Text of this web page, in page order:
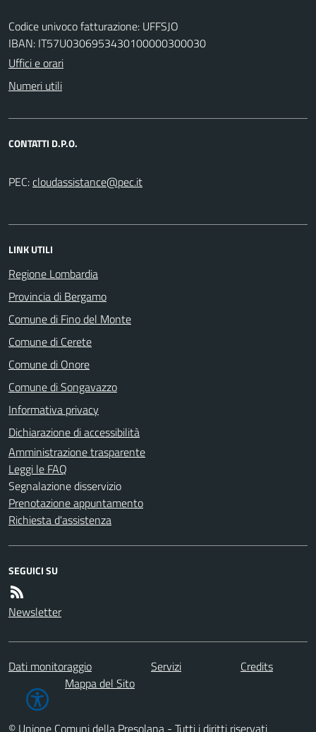
Codice univoco fatturazione: UFFSJO
IBAN: IT57U0306953430100000300030
Uffici e orari
Numeri utili
CONTATTI D.P.O.
PEC:
LINK UTILI
Regione Lombardia
Provincia di Bergamo
Comune di Fino del Monte
Comune di Cerete
Comune di Onore
Comune di Songavazzo
Informativa privacy
Dichiarazione di accessibilità
Amministrazione trasparente
Leggi le FAQ
Segnalazione disservizio
Prenotazione appuntamento
Richiesta d'assistenza
SEGUICI SU
Newsletter
Dati monitoraggio Servizi
Credits
Mappa del Sito
© Unione Comuni della Presolana - Tutti i diritti riservati